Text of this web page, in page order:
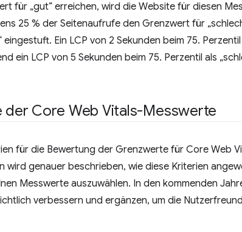
für „gut“ erreichen, wird die Website für diesen
25 % der Seitenaufrufe den Grenzwert für
Ein LCP von 2 Sekunden beim 75.
ein LCP von 5 Sekunden beim 75. Perzentil als
Core Web Vitals-Messwerte
für die Bewertung der Grenzwerte für Core Web
wird genauer beschrieben, wie diese Kriterien
Messwerte auszuwählen. In den kommenden
verbessern und ergänzen, um die